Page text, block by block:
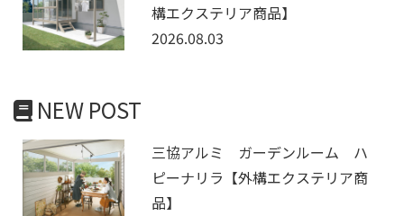
構エクステリア商品】
2026.08.03
NEW POST
三協アルミ ガーデンルーム ハ
ピーナリラ【外構エクステリア商
品】